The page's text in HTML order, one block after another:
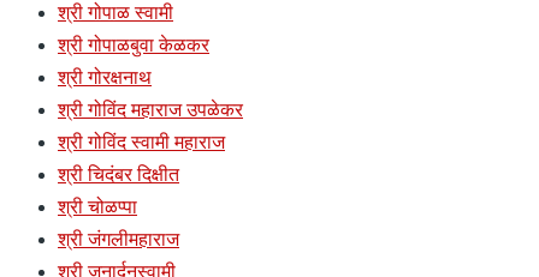
श्री गोपाळ स्वामी
श्री गोपाळबुवा केळकर
श्री गोरक्षनाथ
श्री गोविंद महाराज उपळेकर
श्री गोविंद स्वामी महाराज
श्री चिदंबर दिक्षीत
श्री चोळप्पा
श्री जंगलीमहाराज
श्री जनार्दनस्वामी